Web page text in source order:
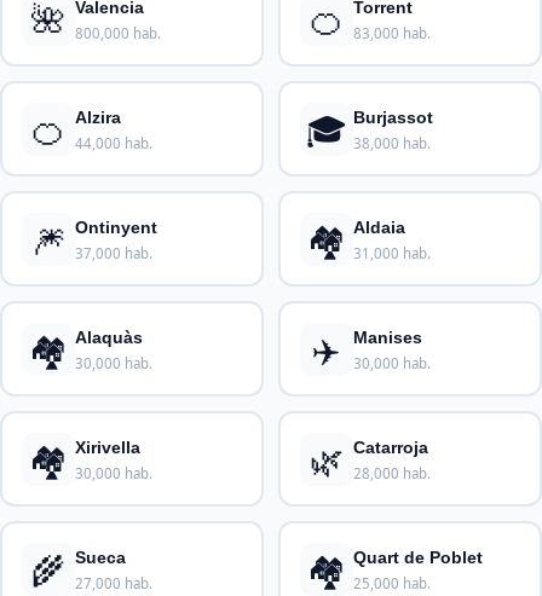
🌺 Valencia
800,000 hab. 🍊 Torrent
83,000 hab.
🍊 Alzira
44,000 hab. 🎓 Burjassot
38,000 hab.
🎆 Ontinyent
37,000 hab. 🏘️ Aldaia
31,000 hab.
🏘️ Alaquàs
30,000 hab. ✈️ Manises
30,000 hab.
🏘️ Xirivella
30,000 hab. 🌿 Catarroja
28,000 hab.
🌾 Sueca
27,000 hab. 🏘️ Quart de Poblet
25,000 hab.